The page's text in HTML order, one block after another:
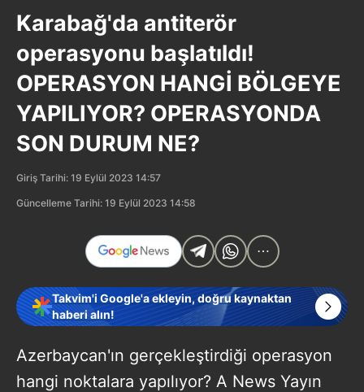
Karabağ'da antiterör
operasyonu başlatıldı!
OPERASYON HANGİ BÖLGEYE
YAPILIYOR? OPERASYONDA
SON DURUM NE?
Giriş Tarihi: 19 Eylül 2023 14:57
Güncelleme Tarihi: 19 Eylül 2023 14:58
Takvim'i Google'a ekleyin, doğru kaynaktan
haberi alın!
Azerbaycan'ın gerçekleştirdiği operasyon
hangi noktalara yapılıyor? A News Yayın